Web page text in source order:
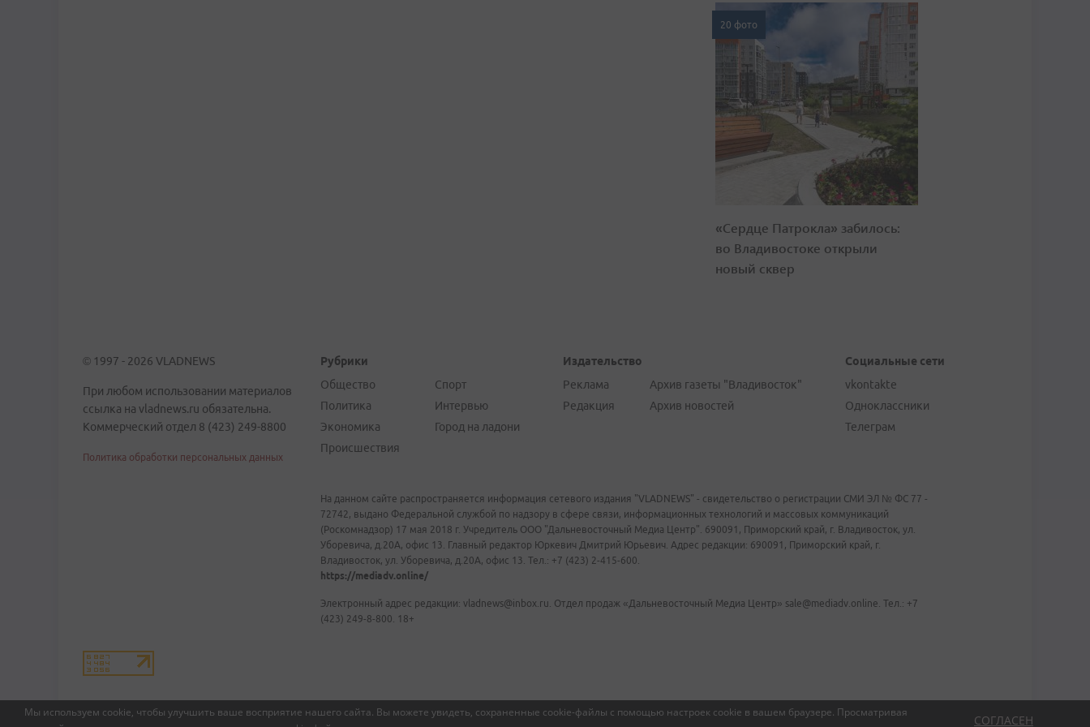
Мы используем cookie, чтобы улучшить ваше восприятие нашего сайта. Вы можете увидеть, сохраненные cookie-файлы с помощью настроек cookie в вашем браузере. Просматривая
СОГЛАСЕН
20 фото
«Сердце Патрокла» забилось:
во Владивостоке открыли
новый сквер
© 1997 - 2026 VLADNEWS
При любом использовании материалов
ссылка на vladnews.ru обязательна.
Коммерческий отдел 8 (423) 249-8800
Политика обработки персональных данных
Рубрики
Общество
Политика
Экономика
Происшествия
Спорт
Интервью
Город на ладони
Издательство
Реклама
Редакция
Архив газеты "Владивосток"
Архив новостей
Социальные сети
vkontakte
Одноклассники
Телеграм
На данном сайте распространяется информация сетевого издания "VLADNEWS" - свидетельство о регистрации СМИ ЭЛ № ФС 77 -
72742, выдано Федеральной службой по надзору в сфере связи, информационных технологий и массовых коммуникаций
(Роскомнадзор) 17 мая 2018 г. Учредитель ООО "Дальневосточный Медиа Центр". 690091, Приморский край, г. Владивосток, ул.
Уборевича, д.20А, офис 13. Главный редактор Юркевич Дмитрий Юрьевич. Адрес редакции: 690091, Приморский край, г.
Владивосток, ул. Уборевича, д.20А, офис 13. Тел.: +7 (423) 2-415-600.
https://mediadv.online/
Электронный адрес редакции: vladnews@inbox.ru. Отдел продаж «Дальневосточный Медиа Центр» sale@mediadv.online. Тел.: +7
(423) 249-8-800. 18+